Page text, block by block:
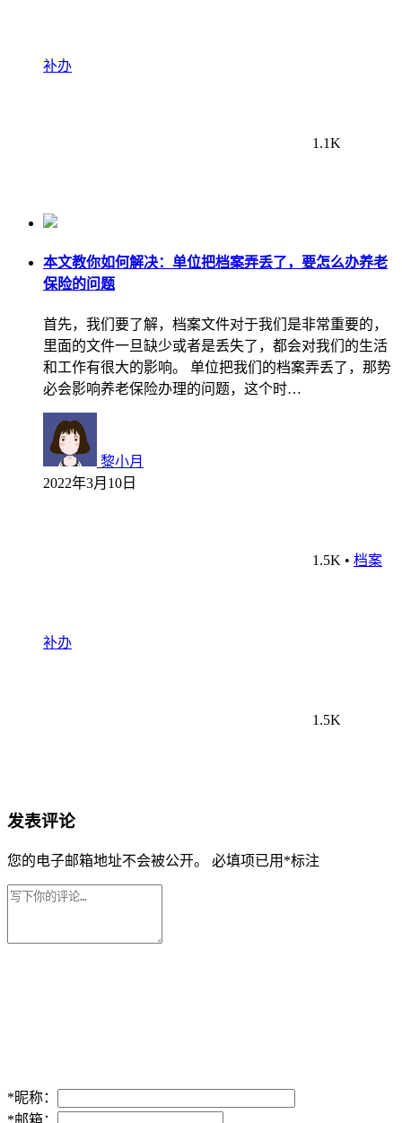
补办
1.1K
本文教你如何解决：单位把档案弄丢了，要怎么办养老
保险的问题
首先，我们要了解，档案文件对于我们是非常重要的，
里面的文件一旦缺少或者是丢失了，都会对我们的生活
和工作有很大的影响。 单位把我们的档案弄丢了，那势
必会影响养老保险办理的问题，这个时…
黎小月
2022年3月10日
1.5K • 档案
补办
1.5K
发表评论
您的电子邮箱地址不会被公开。 必填项已用 *标注
*昵称：
*邮箱：